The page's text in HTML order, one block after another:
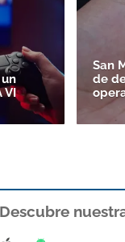
VI
San
de
Descubre